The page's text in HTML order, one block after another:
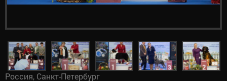
Россия, Санкт-Петербург